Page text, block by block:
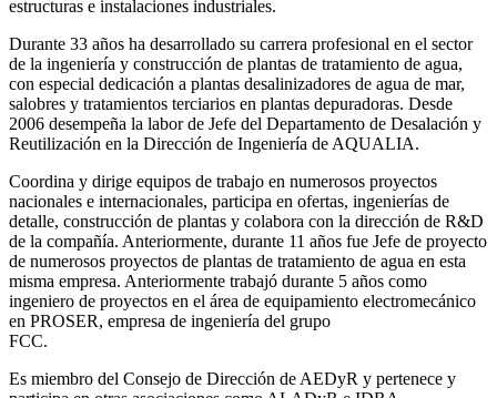
estructuras e instalaciones industriales.
Durante 33 años ha desarrollado su carrera profesional en el sector
de la ingeniería y construcción de plantas de tratamiento de agua,
con especial dedicación a plantas desalinizadores de agua de mar,
salobres y tratamientos terciarios en plantas depuradoras. Desde
2006 desempeña la labor de Jefe del Departamento de Desalación y
Reutilización en la Dirección de Ingeniería de AQUALIA.
Coordina y dirige equipos de trabajo en numerosos proyectos
nacionales e internacionales, participa en ofertas, ingenierías de
detalle, construcción de plantas y colabora con la dirección de R&D
de la compañía. Anteriormente, durante 11 años fue Jefe de proyecto
de numerosos proyectos de plantas de tratamiento de agua en esta
misma empresa. Anteriormente trabajó durante 5 años como
ingeniero de proyectos en el área de equipamiento electromecánico
en PROSER, empresa de ingeniería del grupo
FCC.
Es miembro del Consejo de Dirección de AEDyR y pertenece y